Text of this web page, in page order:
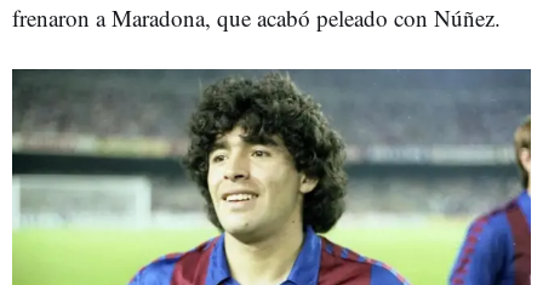
frenaron a Maradona, que acabó peleado con Núñez.